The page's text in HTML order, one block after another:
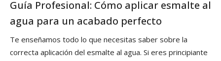
Guía Profesional: Cómo aplicar esmalte al
agua para un acabado perfecto
Te enseñamos todo lo que necesitas saber sobre la
correcta aplicación del esmalte al agua. Si eres principiante